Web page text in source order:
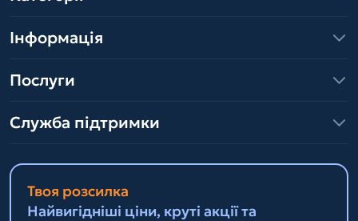
Інформація
Послуги
Служба підтримки
Твоя розсилка
Найвигідніші ціни, круті акції та